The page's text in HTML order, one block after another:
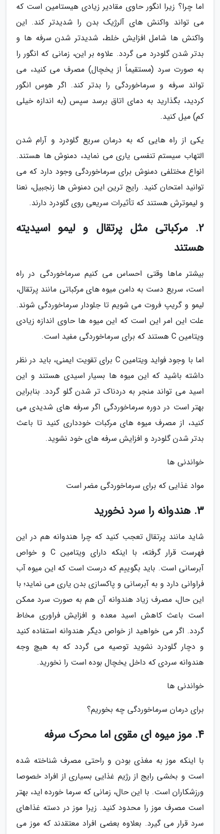
اما چرا؟ زیرا انگور حاوی مقادیر زیادی هیستامین است که
می تواند واکنش های آلرژیک بدن را شدیدتر کند. این
واکنش ها شامل افزایش خلط، شدیدتر شدن سرفه ها و
بدتر شدن گلودرد می گردد. علاوه بر این، زمانی که انگور را
به صورت سرد (مستقیماً از یخچال) مصرف می کنید، می
تواند سرفه و سرماخوردگی را بدتر کند. اگر هوس انگور
کردید، بگذارید به دمای اتاق برسد سپس (به اندازه خیلی
کم) میل کنید.
یکی از راه هایی که به درمان سریع گلودرد و آرام شدن
التهاب سیستم تنفسی یاری می نماید، دمنوش ها هستند.
انواع مختلفی دمنوش برای سرماخوردگی وجود دارد که می
توانید امتحان کنید. رایج ترین این دمنوش ها زنجبیل، نعنا
و لیموترش هستند که تأثیرات سریعی روی گلودرد دارند.
2. مرکباتی مثل پرتقال و لیمو اسیدیته
هستند
بیشتر ماها وقتی احساس می کنیم سرماخوردگی در راه
است، سریع دست به دامن میوه های مرکباتی مانند پرتقال،
لیمو و گریپ فروت می شویم تا جلودار سرماخوردگی شوند.
علت این امر این است که این میوه ها حاوی اندازه زیادی
ویتامین C هستند که برای سرماخوردگی مفید است.
اما با وجود فواید ویتامین C برای تقویت ایمنی، باید در نظر
داشته باشید که این میوه ها بسیار اسیدی هستند و این
اسید می تواند منجر به دردناک تر شدن گلو گردد. بنابراین
بهتر است در دوره سرماخوردگی اگر سرفه های شدیدی می
کنید، از مصرف میوه های مرکبات خودداری کنید تا باعث
بدتر شدن گلودرد و افزایش سرفه های خود نشوید.
خواندنی ها
مواد غذایی که برای سرماخوردگی مضر است
3. هندوانه را سرد نخورید
شاید مانند پرتقال تعجب کنید که چرا هندوانه هم در این
فهرست قرار گرفته، با اینکه دارای ویتامین C و خواص
آبرسانی است. باید بگوییم که درست است که این میوه آب
فراوانی دارد و به آبرسانی و پاکسازی بدن یاری می نماید؛ با
این حال، مصرف زیاد هندوانه آن هم به صورت سرد ممکن
است باعث کاهش اسید معده و افزایش فراوری مخاط
گردد. اگر می خواهید از خواص دیگر هندوانه استفاده کنید
و دچار گلودرد نشوید توصیه می گردد که به هیچ وجه
هندوانه سردی که داخل یخچال بوده است را نخورید.
خواندنی ها
برای درمان سرماخوردگی چه بخوریم؟
4. موز میوه ای مقوی اما محرک سرفه
با اینکه موز به مغذی بودن و راحتی مصرف شناخته شده
است و بخشی رایج از رژیم غذایی بسیاری از افراد خصوصا
ورزشکاران است. با این حال، زمانی که سرما خورده اید، بهتر
است مصرف موز را محدود کنید. زیرا موز در دسته غذاهای
سرد قرار می گیرد. بعلاوه بعضی افراد معتقدند که موز می